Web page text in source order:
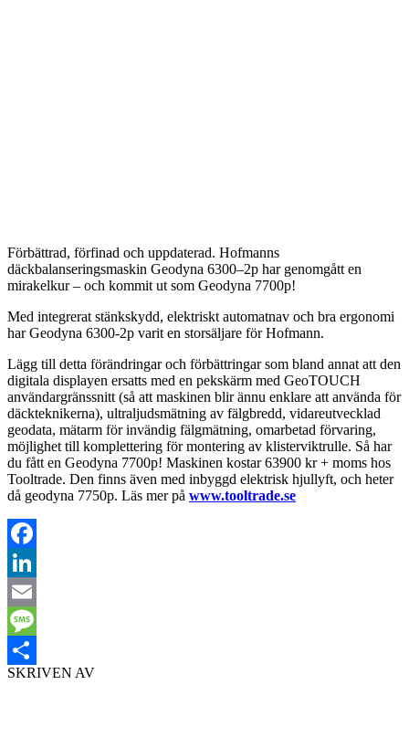
Förbättrad, förfinad och uppdaterad. Hofmanns
däckbalanseringsmaskin Geodyna 6300–2p har genomgått en
mirakelkur – och kommit ut som Geodyna 7700p!
Med integrerat stänkskydd, elektriskt automatnav och bra ergonomi
har Geodyna 6300-2p varit en storsäljare för Hofmann.
Lägg till detta förändringar och förbättringar som bland annat att den
digitala displayen ersatts med en pekskärm med GeoTOUCH
användargränssnitt (så att maskinen blir ännu enklare att använda för
däckteknikerna), ultraljudsmätning av fälgbredd, vidareutvecklad
geodata, mätarm för invändig fälgmätning, omarbetad förvaring,
möjlighet till komplettering för montering av klisterviktrulle. Så har
du fått en Geodyna 7700p! Maskinen kostar 63900 kr + moms hos
Tooltrade. Den finns även med inbyggd elektrisk hjullyft, och heter
då geodyna 7750p. Läs mer på www.tooltrade.se
Facebook
LinkedIn
Email
Message
Dela
SKRIVEN AV